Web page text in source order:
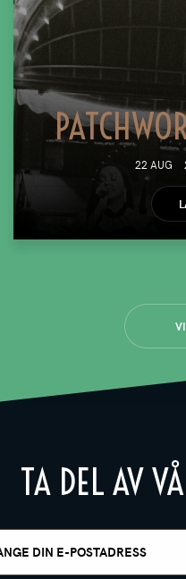
22 AUG
TA DEL AV